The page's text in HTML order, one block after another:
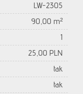
LW-2305
90,00 m²
1
25,00 PLN
tak
tak